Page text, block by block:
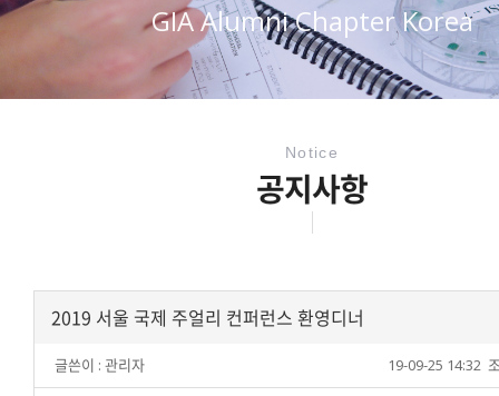
GIA Alumni Chapter Korea
Notice
공지사항
2019 서울 국제 주얼리 컨퍼런스 환영디너
글쓴이 : 관리자 19-09-25 14:32